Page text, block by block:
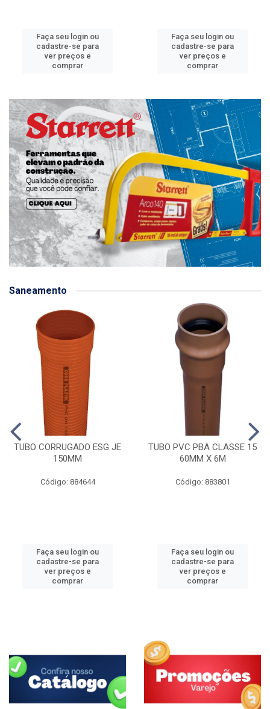
Faça seu login ou
cadastre-se para
ver preços e
comprar
Faça seu login ou
cadastre-se para
ver preços e
comprar
Saneamento
TUBO CORRUGADO ESG JE
150MM
Código: 884644
Faça seu login ou
cadastre-se para
ver preços e
comprar
TUBO PVC PBA CLASSE 15
60MM X 6M
Código: 883801
Faça seu login ou
cadastre-se para
ver preços e
comprar